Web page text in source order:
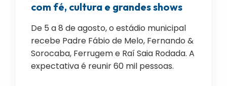
com fé, cultura e grandes shows
De 5 a 8 de agosto, o estádio municipal
recebe Padre Fábio de Melo, Fernando &
Sorocaba, Ferrugem e Raí Saia Rodada. A
expectativa é reunir 60 mil pessoas.